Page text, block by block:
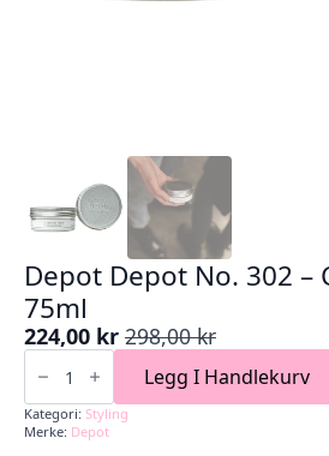
Depot Depot No. 302 –
75ml
298,00kr
Opprinnelig
pris
var:
298,00 kr.
224,00 kr
Nåværende
pris
er:
224,00 kr.
Depot
Depot
302
-
Clay
Legg I Handlekurv
Kategori: Styling
Merke: Depot